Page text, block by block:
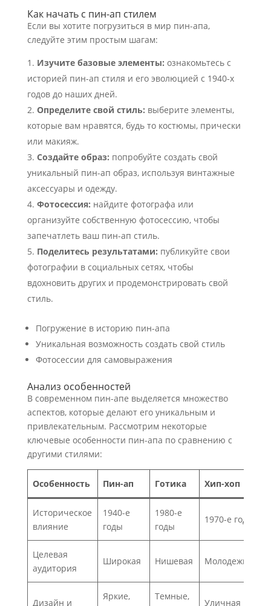
Как начать с пин-ап стилем
Если вы хотите погрузиться в мир пин-апа,
следуйте этим простым шагам:
Изучите базовые элементы: ознакомьтесь с
историей пин-ап стиля и его эволюцией с 1940-х
годов до наших дней.
Определите свой стиль: выберите элементы,
которые вам нравятся, будь то костюмы, прически
или макияж.
Создайте образ: попробуйте создать свой
уникальный пин-ап образ, используя винтажные
аксессуары и одежду.
Фотосессия: найдите фотографа или
организуйте собственную фотосессию, чтобы
запечатлеть ваш пин-ап стиль.
Поделитесь результатами: публикуйте свои
фотографии в социальных сетях, чтобы
вдохновить других и продемонстрировать свой
стиль.
Погружение в историю пин-апа
Уникальная возможность создать свой стиль
Фотосессии для самовыражения
Анализ особенностей
В современном пин-апе выделяется множество
аспектов, которые делают его уникальным и
привлекательным. Рассмотрим некоторые
ключевые особенности пин-апа по сравнению с
другими стилями:
Особенность Пин-ап Готика Хип-хоп
Историческое
влияние
1940-е
годы
1980-е
годы
1970-е годы
Целевая
аудитория
Широкая Нишевая Молодежная
Дизайн и
Яркие,
Темные,
Уличная